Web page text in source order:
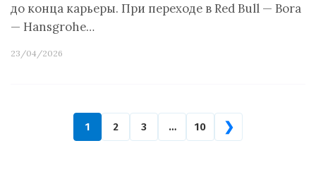
до конца карьеры. При переходе в Red Bull — Bora
— Hansgrohe…
23/04/2026
1 2 3 … 10 ❯